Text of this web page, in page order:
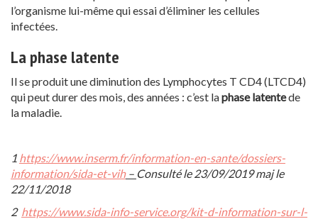
l’organisme lui-même qui essai d’éliminer les cellules
infectées.
La phase latente
Il se produit une diminution des Lymphocytes T CD4 (LTCD4)
qui peut durer des mois, des années : c’est laphase latentede
la maladie.
1 https://www.inserm.fr/information-en-sante/dossiers-
information/sida-et-vih– Consulté le 23/09/2019 maj le
22/11/2018
2 https://www.sida-info-service.org/kit-d-information-sur-l-